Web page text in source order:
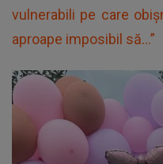
vulnerabili pe care
aproape imposibil să...”